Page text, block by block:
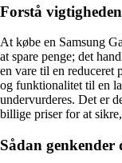
Forstå
At købe en Samsung
at spare penge; det
en vare til en reduceret
og funktionalitet til en
undervurderes. Det er
billige priser for at
Sådan